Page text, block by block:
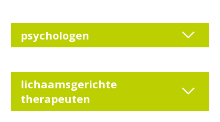
psychologen
lichaamsgerichte
therapeuten